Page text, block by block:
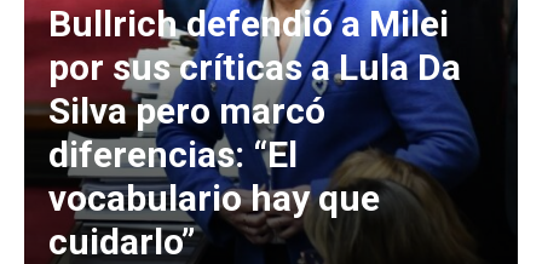
Bullrich defendió a Milei
por sus críticas a Lula Da
Silva pero marcó
diferencias: “El
vocabulario hay que
cuidarlo”